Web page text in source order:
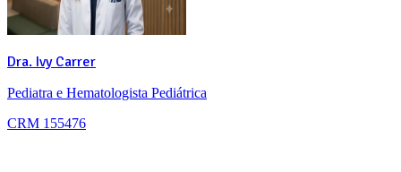
Dra. Ivy Carrer
Pediatra e Hematologista Pediátrica
CRM 155476